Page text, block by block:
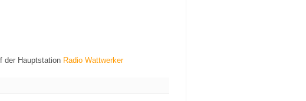
der Hauptstation Radio Wattwerker